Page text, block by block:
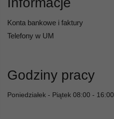
Konta bankowe i faktury
Telefony w UM
Godziny pracy
Poniedziałek - Piątek 08:00 - 16:00